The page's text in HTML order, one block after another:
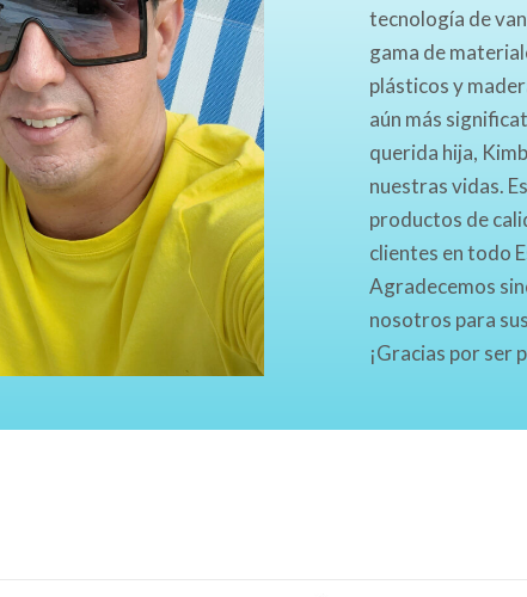
tecnología de
gama de
plásticos y
aún más
querida hija,
nuestras vidas.
productos de
clientes en todo
Agradecemos
nosotros para
¡Gracias por ser